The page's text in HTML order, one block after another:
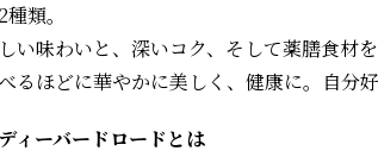
種類。
い味わいと、深いコク、そして薬膳食材
るほどに華やかに美しく、健康に。⾃分
ィーバードロードとは